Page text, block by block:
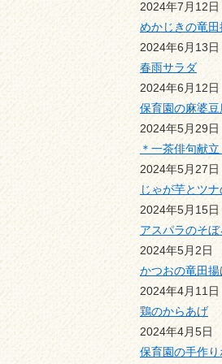
2024年7月12日
めかじきの竜田
2024年6月13日
春雨サラダ
2024年6月12日
保育園の麻婆豆
2024年5月29日
＊一茶俳句献
2024年5月27日
じゃが芋とツ
2024年5月15日
アスパラのそ
2024年5月2日
かつおの竜田揚
2024年4月11日
鶏のからあげ
2024年4月5日
保育園の手作